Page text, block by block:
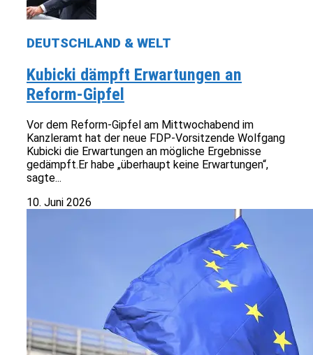
DEUTSCHLAND & WELT
Kubicki dämpft Erwartungen an
Reform-Gipfel
Vor dem Reform-Gipfel am Mittwochabend im
Kanzleramt hat der neue FDP-Vorsitzende Wolfgang
Kubicki die Erwartungen an mögliche Ergebnisse
gedämpft.Er habe „überhaupt keine Erwartungen“,
sagte...
10. Juni 2026